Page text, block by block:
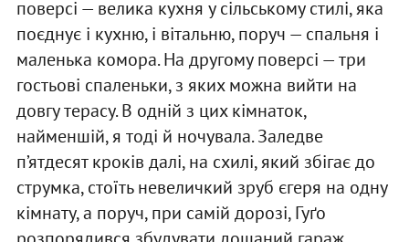
поверсі — велика кухня у сільському стилі, яка
поєднує і кухню, і вітальню, поруч — спальня і
маленька комора. На другому поверсі — три
гостьові спаленьки, з яких можна вийти на
довгу терасу. В одній з цих кімнаток,
найменшій, я тоді й ночувала. Заледве
п’ятдесят кроків далі, на схилі, який збігає до
струмка, стоїть невеличкий зруб єгеря на одну
кімнату, а поруч, при самій дорозі, Гуґо